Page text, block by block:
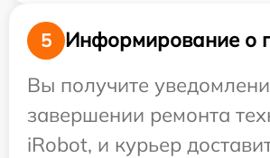
5
Информирование о
Вы получите
завершении ремонта
iRobot, и курьер